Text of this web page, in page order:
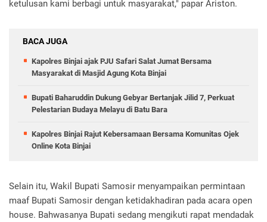
ketulusan kami berbagi untuk masyarakat," papar Ariston.
BACA JUGA
Kapolres Binjai ajak PJU Safari Salat Jumat Bersama
Masyarakat di Masjid Agung Kota Binjai
Bupati Baharuddin Dukung Gebyar Bertanjak Jilid 7, Perkuat
Pelestarian Budaya Melayu di Batu Bara
Kapolres Binjai Rajut Kebersamaan Bersama Komunitas Ojek
Online Kota Binjai
Selain itu, Wakil Bupati Samosir menyampaikan permintaan
maaf Bupati Samosir dengan ketidakhadiran pada acara open
house. Bahwasanya Bupati sedang mengikuti rapat mendadak